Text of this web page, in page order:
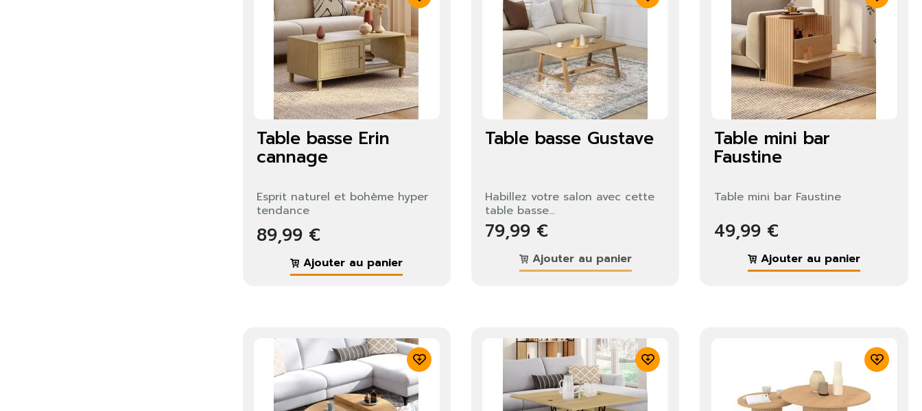
Table basse Erin
cannage
Esprit naturel et bohème hyper
tendance
89,99 €
Ajouter au panier
Table basse Gustave
Habillez votre salon avec cette
table basse...
79,99 €
Ajouter au panier
Table mini bar
Faustine
Table mini bar Faustine
49,99 €
Ajouter au panier
S'identifier ×
Vous devez être connecté pour enregistrer des produits dans votre
liste de souhaits.
Fermer